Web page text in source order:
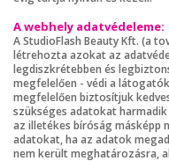
A webhely adatvédeleme:
A StudioFlash Beauty Kft. (a
létrehozta azokat az
legdiszkrétebben és
megfelelően - védi a
megfelelően biztosítjuk
szükséges adatokat
az illetékes bíróság másképp
adatokat, ha az adatok
nem került meghatározásra,